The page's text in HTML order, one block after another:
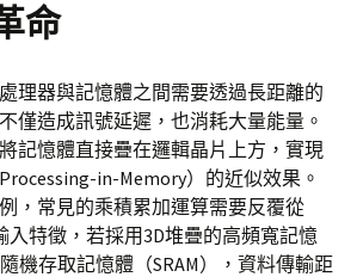
命
理器與記憶體之間需要透過長距離的
僅造成訊號延遲，也消耗大量能量。
記憶體直接疊在邏輯晶片上方，實現
in-Memory）的近似效果。
，常見的乘積累加運算需要反覆從
入特徵，若採用3D堆疊的高頻寬記憶
機存取記憶體（SRAM），資料傳輸距